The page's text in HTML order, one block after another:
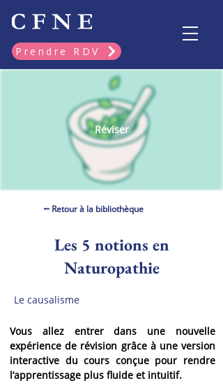
Prendre RDV
Réviser
⭠ Retour à la bibliothèque
Les 5 notions en
Naturopathie
Le causalisme
Vous allez entrer dans une nouvelle
expérience de révision grâce à une version
interactive du cours conçue pour rendre
l’apprentissage plus fluide et intuitif.